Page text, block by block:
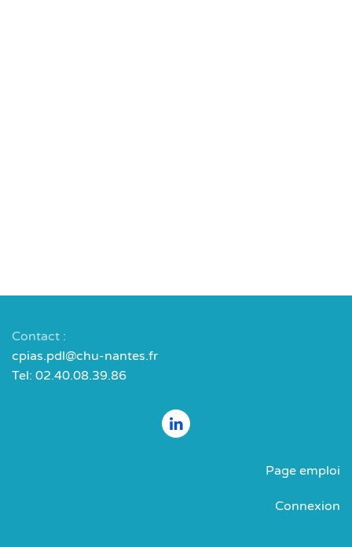
Contact :
cpias.pdl@chu-nantes.fr
Tel: 02.40.08.39.86
Page emploi
Connexion